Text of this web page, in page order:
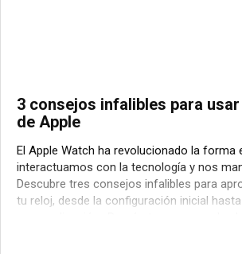
3 consejos infalibles para
de Apple
El Apple Watch ha revolucionado la forma
interactuamos con la tecnología y nos
Descubre tres consejos infalibles para
tu reloj, desde la configuración inicial